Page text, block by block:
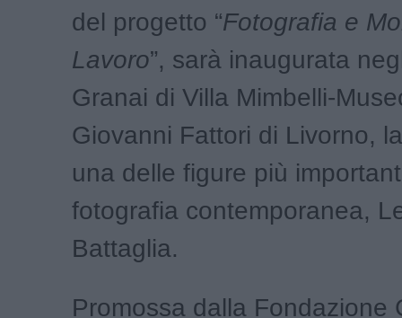
del progetto “Fotografia e
Lavoro”, sarà inaugurata
Granai di Villa Mimbelli-
Giovanni Fattori di Livorno,
una delle figure più
fotografia contemporanea,
Battaglia.
Promossa dalla Fondazione